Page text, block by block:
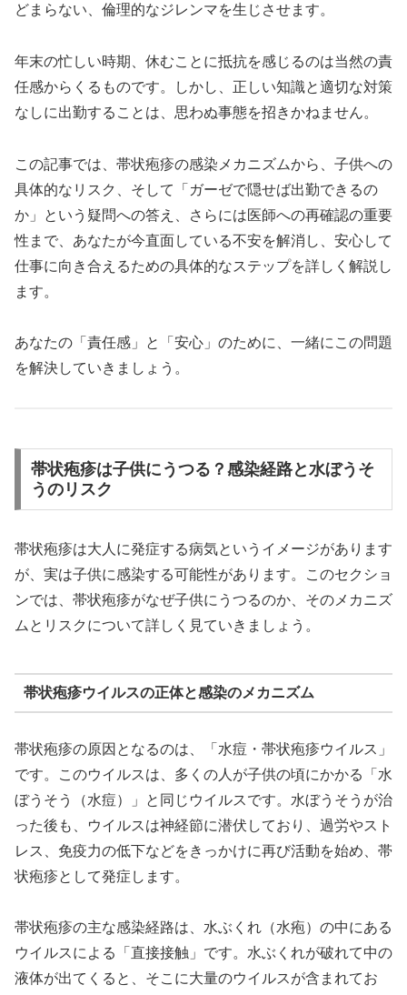
どまらない、倫理的なジレンマを生じさせます。
年末の忙しい時期、休むことに抵抗を感じるのは当然の責
任感からくるものです。しかし、正しい知識と適切な対策
なしに出勤することは、思わぬ事態を招きかねません。
この記事では、帯状疱疹の感染メカニズムから、子供への
具体的なリスク、そして「ガーゼで隠せば出勤できるの
か」という疑問への答え、さらには医師への再確認の重要
性まで、あなたが今直面している不安を解消し、安心して
仕事に向き合えるための具体的なステップを詳しく解説し
ます。
あなたの「責任感」と「安心」のために、一緒にこの問題
を解決していきましょう。
帯状疱疹は子供にうつる？感染経路と水ぼうそ
うのリスク
帯状疱疹は大人に発症する病気というイメージがあります
が、実は子供に感染する可能性があります。このセクショ
ンでは、帯状疱疹がなぜ子供にうつるのか、そのメカニズ
ムとリスクについて詳しく見ていきましょう。
帯状疱疹ウイルスの正体と感染のメカニズム
帯状疱疹の原因となるのは、「水痘・帯状疱疹ウイルス」
です。このウイルスは、多くの人が子供の頃にかかる「水
ぼうそう（水痘）」と同じウイルスです。水ぼうそうが治
った後も、ウイルスは神経節に潜伏しており、過労やスト
レス、免疫力の低下などをきっかけに再び活動を始め、帯
状疱疹として発症します。
帯状疱疹の主な感染経路は、水ぶくれ（水疱）の中にある
ウイルスによる「直接接触」です。水ぶくれが破れて中の
液体が出てくると、そこに大量のウイルスが含まれてお